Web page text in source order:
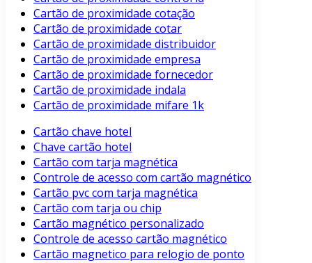
Cartão de proximidade cotação
Cartão de proximidade cotar
Cartão de proximidade distribuidor
Cartão de proximidade empresa
Cartão de proximidade fornecedor
Cartão de proximidade indala
Cartão de proximidade mifare 1k
Cartão chave hotel
Chave cartão hotel
Cartão com tarja magnética
Controle de acesso com cartão magnético
Cartão pvc com tarja magnética
Cartão com tarja ou chip
Cartão magnético personalizado
Controle de acesso cartão magnético
Cartão magnetico para relogio de ponto